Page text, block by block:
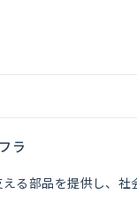
ラ
る部品を提供し、社